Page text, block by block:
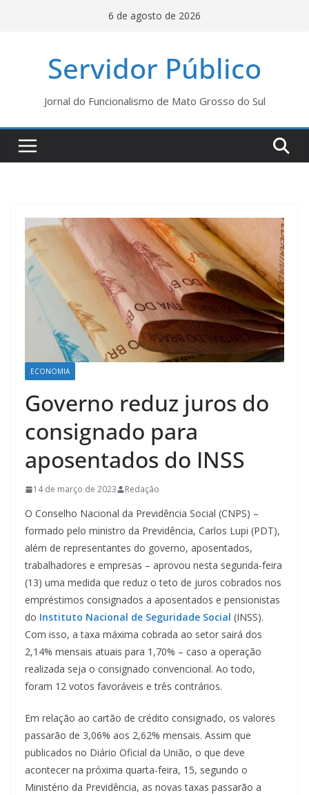
6 de agosto de 2026
Servidor Público
Jornal do Funcionalismo de Mato Grosso do Sul
ECONOMIA
Governo reduz juros do
consignado para
aposentados do INSS
14 de março de 2023 Redação
O Conselho Nacional da Previdência Social (CNPS) –
formado pelo ministro da Previdência, Carlos Lupi (PDT),
além de representantes do governo, aposentados,
trabalhadores e empresas – aprovou nesta segunda-feira
(13) uma medida que reduz o teto de juros cobrados nos
empréstimos consignados a aposentados e pensionistas
do Instituto Nacional de Seguridade Social (INSS).
Com isso, a taxa máxima cobrada ao setor sairá dos
2,14% mensais atuais para 1,70% – caso a operação
realizada seja o consignado convencional. Ao todo,
foram 12 votos favoráveis e três contrários.
Em relação ao cartão de crédito consignado, os valores
passarão de 3,06% aos 2,62% mensais. Assim que
publicados no Diário Oficial da União, o que deve
acontecer na próxima quarta-feira, 15, segundo o
Ministério da Previdência, as novas taxas passarão a